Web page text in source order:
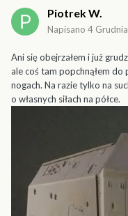
Piotrek W.
Napisano 4
Ani się obejrzałem i już
ale coś tam popchnąłem do
nogach. Na razie tylko na
o własnych siłach na półce.